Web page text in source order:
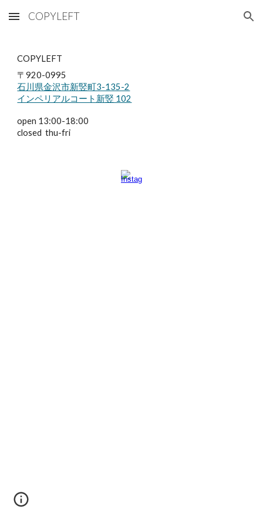
Skip to main content Skip to navigation
COPYLEFT
COPYLEFT
〒920-0995
石川県金沢市新竪町3-135-2
インペリアルコート新竪 102
open 13:00-18:00
closed thu-fri